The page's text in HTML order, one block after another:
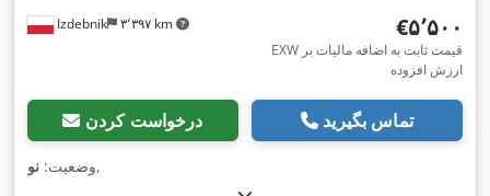
Izdebnik ۳٬۳۹۷ km ‎€۵٬۵۰۰
EXW قیمت ثابت به اضافه مالیات بر
ارزش افزوده
درخواست کردن تماس بگیرید
وضعیت: نو ,